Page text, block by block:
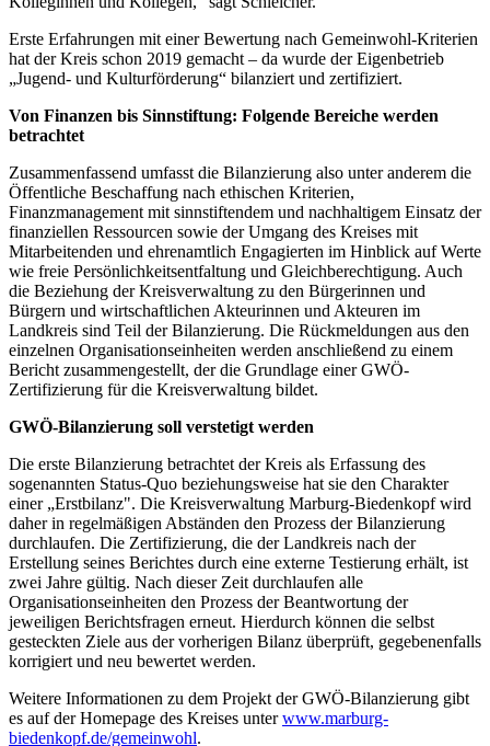
Erste Erfahrungen mit einer Bewertung nach Gemeinwohl-Kriterien
hat der Kreis schon 2019 gemacht – da wurde der Eigenbetrieb
„Jugend- und Kulturförderung“ bilanziert und zertifiziert.
Von Finanzen bis Sinnstiftung: Folgende Bereiche werden
betrachtet
Zusammenfassend umfasst die Bilanzierung also unter anderem die
Öffentliche Beschaffung nach ethischen Kriterien,
Finanzmanagement mit sinnstiftendem und nachhaltigem Einsatz der
finanziellen Ressourcen sowie der Umgang des Kreises mit
Mitarbeitenden und ehrenamtlich Engagierten im Hinblick auf Werte
wie freie Persönlichkeitsentfaltung und Gleichberechtigung. Auch
die Beziehung der Kreisverwaltung zu den Bürgerinnen und
Bürgern und wirtschaftlichen Akteurinnen und Akteuren im
Landkreis sind Teil der Bilanzierung. Die Rückmeldungen aus den
einzelnen Organisationseinheiten werden anschließend zu einem
Bericht zusammengestellt, der die Grundlage einer GWÖ-
Zertifizierung für die Kreisverwaltung bildet.
GWÖ-Bilanzierung soll verstetigt werden
Die erste Bilanzierung betrachtet der Kreis als Erfassung des
sogenannten Status-Quo beziehungsweise hat sie den Charakter
einer „Erstbilanz". Die Kreisverwaltung Marburg-Biedenkopf wird
daher in regelmäßigen Abständen den Prozess der Bilanzierung
durchlaufen. Die Zertifizierung, die der Landkreis nach der
Erstellung seines Berichtes durch eine externe Testierung erhält, ist
zwei Jahre gültig. Nach dieser Zeit durchlaufen alle
Organisationseinheiten den Prozess der Beantwortung der
jeweiligen Berichtsfragen erneut. Hierdurch können die selbst
gesteckten Ziele aus der vorherigen Bilanz überprüft, gegebenenfalls
korrigiert und neu bewertet werden.
Weitere Informationen zu dem Projekt der GWÖ-Bilanzierung gibt
es auf der Homepage des Kreises unterwww.marburg-
biedenkopf.de/gemeinwohl.